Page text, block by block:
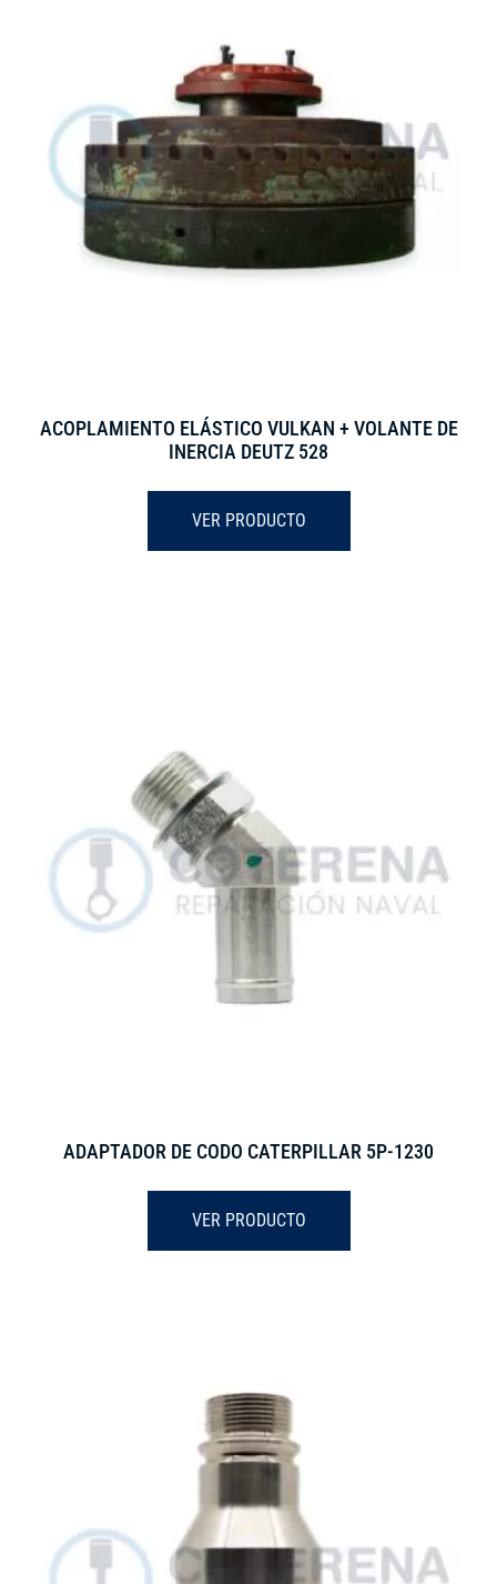
ACOPLAMIENTO ELÁSTICO VULKAN + VOLANTE DE
INERCIA DEUTZ 528
VER PRODUCTO
ADAPTADOR DE CODO CATERPILLAR 5P-1230
VER PRODUCTO